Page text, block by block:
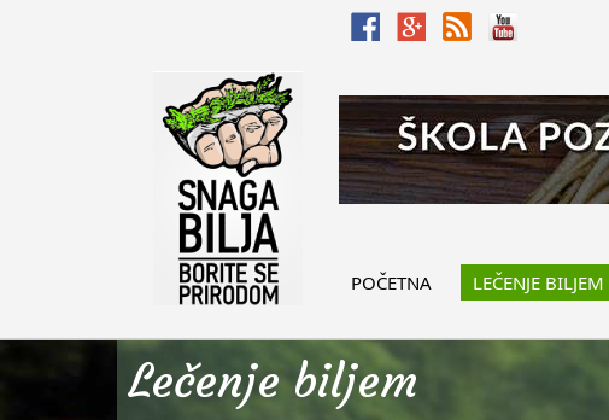
POČETNA LEČENJE BILJEM
Lečenje biljem